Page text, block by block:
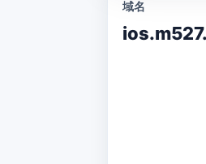
域名